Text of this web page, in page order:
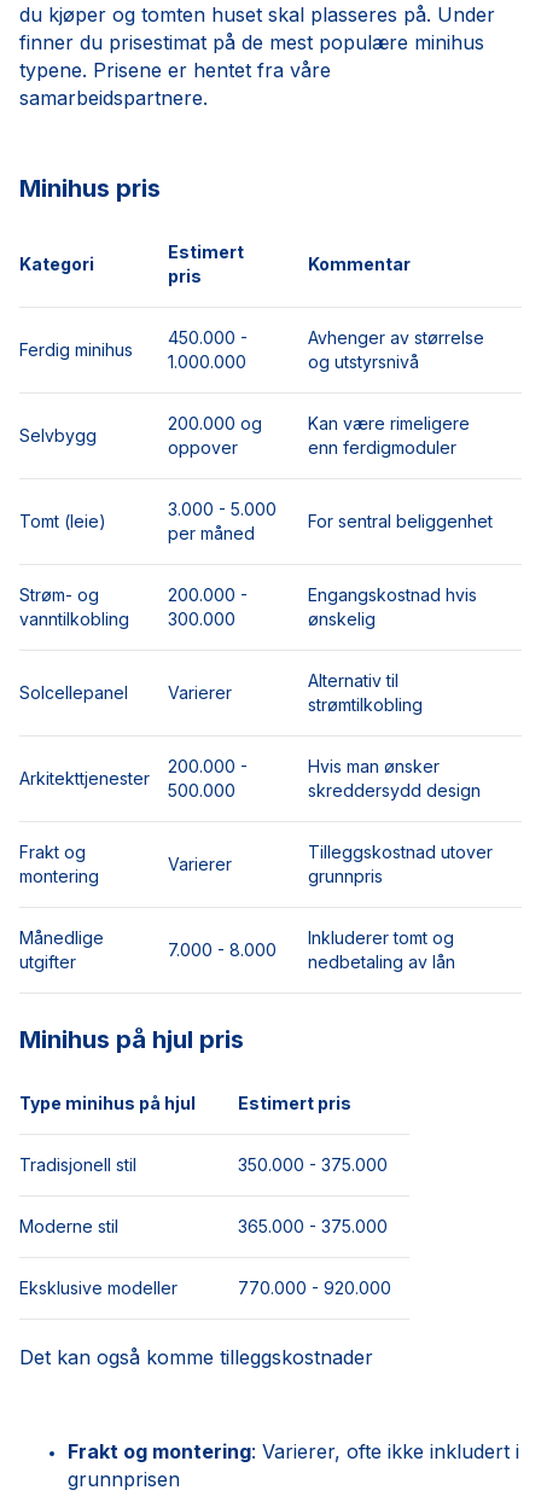
du kjøper og tomten huset skal plasseres på. Under
finner du prisestimat på de mest populære minihus
typene. Prisene er hentet fra våre
samarbeidspartnere.
Minihus pris
Kategori
Estimert
pris
Kommentar
Ferdig minihus
450.000 -
1.000.000
Avhenger av størrelse
og utstyrsnivå
Selvbygg
200.000 og
oppover
Kan være rimeligere
enn ferdigmoduler
Tomt (leie)
3.000 - 5.000
per måned
For sentral beliggenhet
Strøm- og
vanntilkobling
200.000 -
300.000
Engangskostnad hvis
ønskelig
Solcellepanel Varierer
Alternativ til
strømtilkobling
Arkitekttjenester
200.000 -
500.000
Hvis man ønsker
skreddersydd design
Frakt og
montering
Varierer
Tilleggskostnad utover
grunnpris
Månedlige
utgifter
7.000 - 8.000
Inkluderer tomt og
nedbetaling av lån
Minihus på hjul pris
Type minihus på hjul Estimert pris
Tradisjonell stil 350.000 - 375.000
Moderne stil 365.000 - 375.000
Eksklusive modeller 770.000 - 920.000
Det kan også komme tilleggskostnader
Frakt og montering: Varierer, ofte ikke inkludert i
grunnprisen